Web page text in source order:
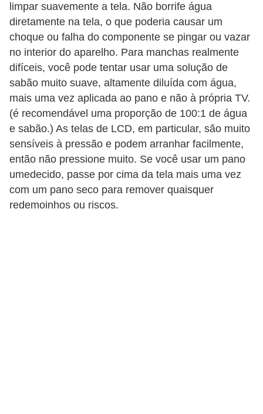
limpar suavemente a tela. Não borrife água
diretamente na tela, o que poderia causar um
choque ou falha do componente se pingar ou vazar
no interior do aparelho. Para manchas realmente
difíceis, você pode tentar usar uma solução de
sabão muito suave, altamente diluída com água,
mais uma vez aplicada ao pano e não à própria TV.
(é recomendável uma proporção de 100:1 de água
e sabão.) As telas de LCD, em particular, são muito
sensíveis à pressão e podem arranhar facilmente,
então não pressione muito. Se você usar um pano
umedecido, passe por cima da tela mais uma vez
com um pano seco para remover quaisquer
redemoinhos ou riscos.
G
e
r
a
l
I
u
s
ã
o
d